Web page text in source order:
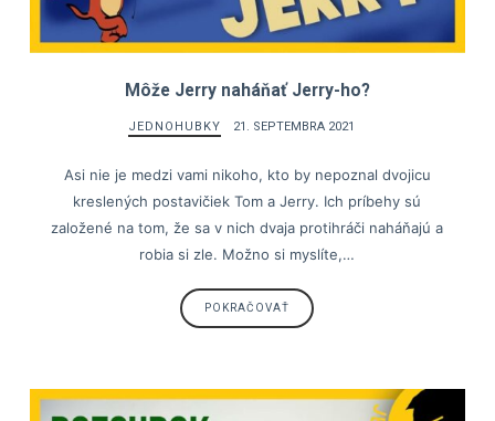
Môže Jerry naháňať Jerry-ho?
JEDNOHUBKY 21. SEPTEMBRA 2021
Asi nie je medzi vami nikoho, kto by nepoznal dvojicu
kreslených postavičiek Tom a Jerry. Ich príbehy sú
založené na tom, že sa v nich dvaja protihráči naháňajú a
robia si zle. Možno si myslíte,…
POKRAČOVAŤ